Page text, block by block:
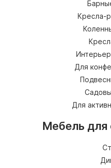
Кресла-
Для
Для
Мебель